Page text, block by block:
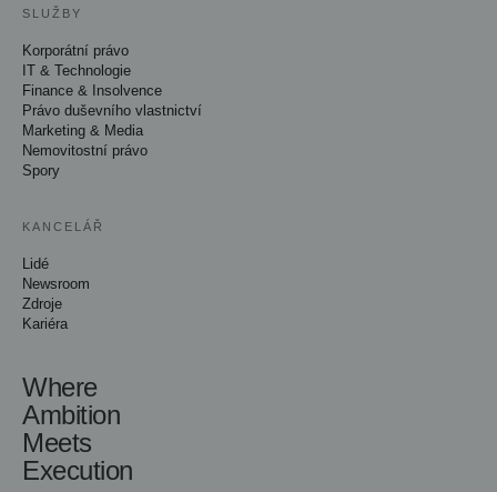
SLUŽBY
Korporátní právo
IT & Technologie
Finance & Insolvence
Právo duševního vlastnictví
Marketing & Media
Nemovitostní právo
Spory
KANCELÁŘ
Lidé
Newsroom
Zdroje
Kariéra
Where
Ambition
Meets
Execution